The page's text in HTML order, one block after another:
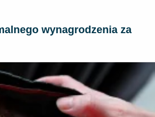
wynagrodzenia za